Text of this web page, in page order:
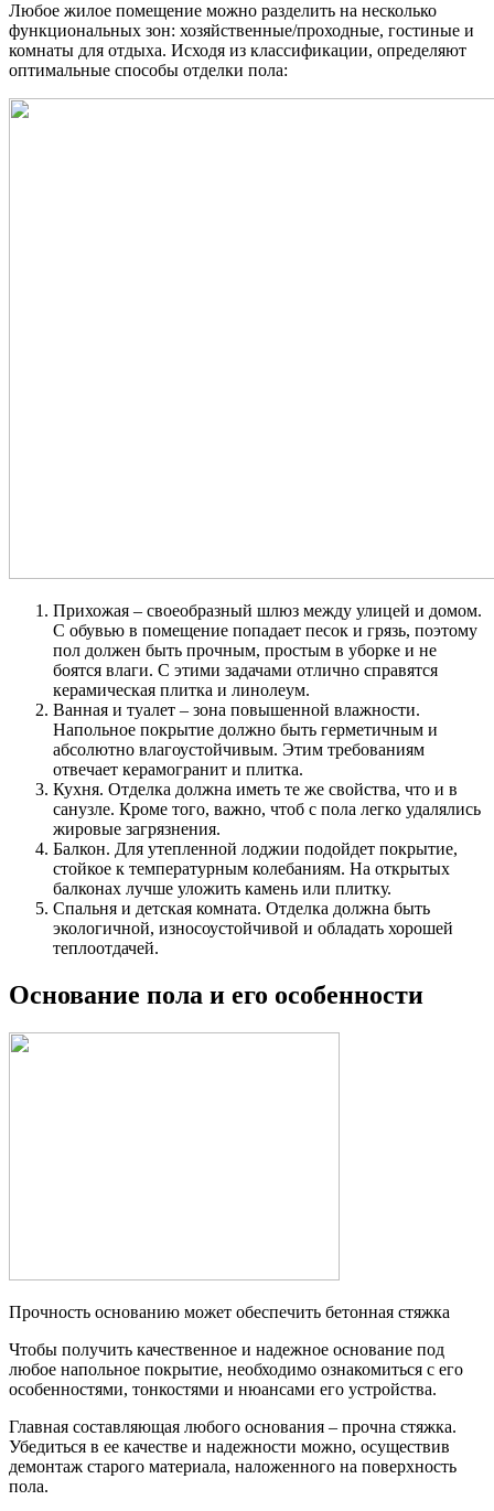
Любое жилое помещение можно разделить на несколько
функциональных зон: хозяйственные/проходные, гостиные и
комнаты для отдыха. Исходя из классификации, определяют
оптимальные способы отделки пола:
Прихожая – своеобразный шлюз между улицей и домом.
С обувью в помещение попадает песок и грязь, поэтому
пол должен быть прочным, простым в уборке и не
боятся влаги. С этими задачами отлично справятся
керамическая плитка и линолеум.
Ванная и туалет – зона повышенной влажности.
Напольное покрытие должно быть герметичным и
абсолютно влагоустойчивым. Этим требованиям
отвечает керамогранит и плитка.
Кухня. Отделка должна иметь те же свойства, что и в
санузле. Кроме того, важно, чтоб с пола легко удалялись
жировые загрязнения.
Балкон. Для утепленной лоджии подойдет покрытие,
стойкое к температурным колебаниям. На открытых
балконах лучше уложить камень или плитку.
Спальня и детская комната. Отделка должна быть
экологичной, износоустойчивой и обладать хорошей
теплоотдачей.
Основание пола и его особенности
Прочность основанию может обеспечить бетонная стяжка
Чтобы получить качественное и надежное основание под
любое напольное покрытие, необходимо ознакомиться с его
особенностями, тонкостями и нюансами его устройства.
Главная составляющая любого основания – прочна стяжка.
Убедиться в ее качестве и надежности можно, осуществив
демонтаж старого материала, наложенного на поверхность
пола.